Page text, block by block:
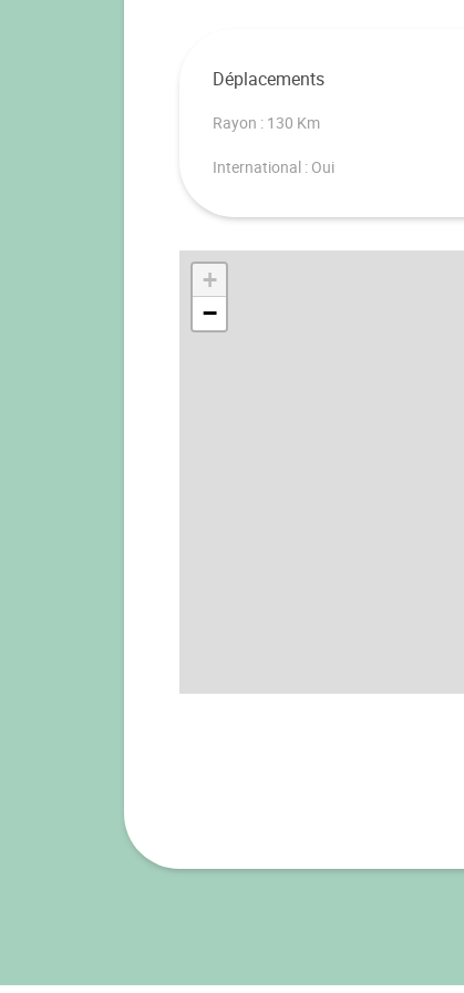
Déplacements
Rayon : 130 Km
International : Oui
+
−